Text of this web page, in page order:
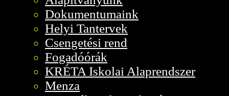
Dokumentumaink
Helyi Tantervek
Csengetési rend
Fogadóórák
KRÉTA Iskolai Alaprendszer
Menza